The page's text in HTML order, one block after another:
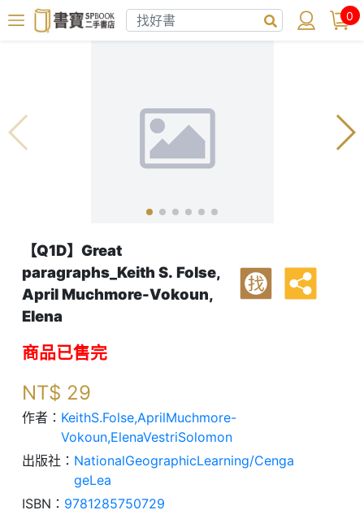
0
【Q1D】Great
paragraphs_Keith S. Folse,
April Muchmore-Vokoun,
Elena
找
商品已售完
NT$ 29
作者： KeithS.Folse,AprilMuchmore-
Vokoun,ElenaVestriSolomon
出版社： NationalGeographicLearning/Cenga
geLea
ISBN： 9781285750729